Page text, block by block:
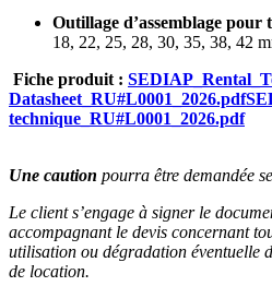
Outillage d’assemblage pour
18, 22, 25, 28, 30, 35, 38, 42
Fiche produit :
Datasheet_RU#L0001_2026.pdf
technique_RU#L0001_2026.pdf
Une caution pourra être demandée
Le client s’engage à signer le
accompagnant le devis concernant
utilisation ou dégradation éventuelle
de location.